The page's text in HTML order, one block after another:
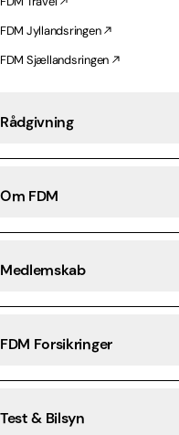
FDM Jyllandsringen
FDM Sjællandsringen
Rådgivning
Om FDM
Medlemskab
FDM Forsikringer
Test & Bilsyn